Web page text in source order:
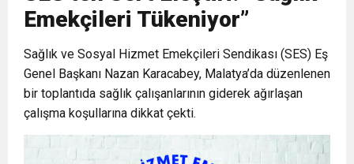
Cumhuriyet, Türk Milletinin Özgürlük
ve Onur Nişanesidir
6:19 HBB BAŞKANI ÖNTÜRK’ÜN
CUMHURİYET BAYRAMI MESAJI
17:36 KURUMLAR VERGİSİ ERTELENDİ
Emekçileri Tükeniyor”
Sağlık ve Sosyal Hizmet Emekçileri Sendikası (SES) Eş
Genel Başkanı Nazan Karacabey, Malatya’da düzenlenen
bir toplantıda sağlık çalışanlarının giderek ağırlaşan
çalışma koşullarına dikkat çekti.